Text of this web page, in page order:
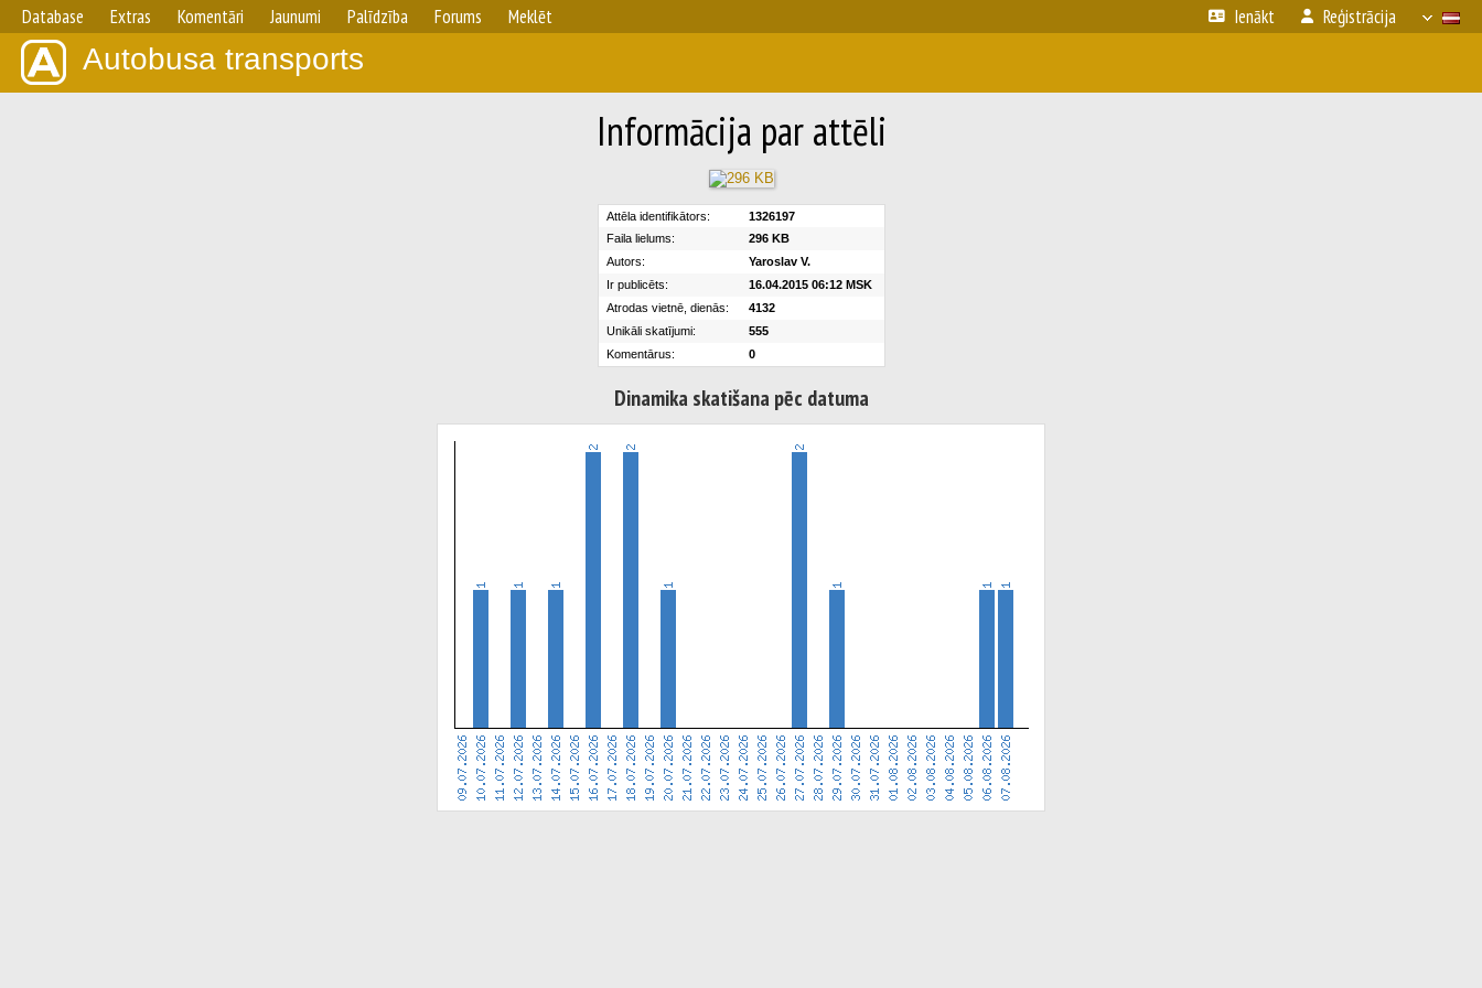
Database Extras Komentāri Jaunumi Palīdzība Forums Meklēt Ienākt Reģistrācija
Autobusa transports
Informācija par attēli
Attēla identifikātors:
1326197
Faila lielums:
296 KB
Autors:
Yaroslav V.
Ir publicēts:
16.04.2015 06:12 MSK
Atrodas vietnē, dienās:
4132
Unikāli skatījumi:
555
Komentārus:
0
Dinamika skatišana pēc datuma